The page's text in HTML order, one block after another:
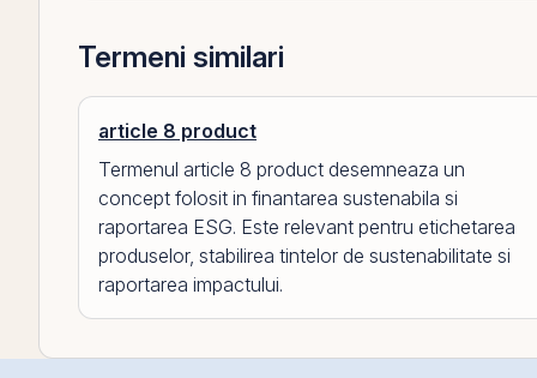
Termeni similari
article 8 product
Termenul article 8 product desemneaza un
concept folosit in finantarea sustenabila si
raportarea ESG. Este relevant pentru etichetarea
produselor, stabilirea tintelor de sustenabilitate si
raportarea impactului.